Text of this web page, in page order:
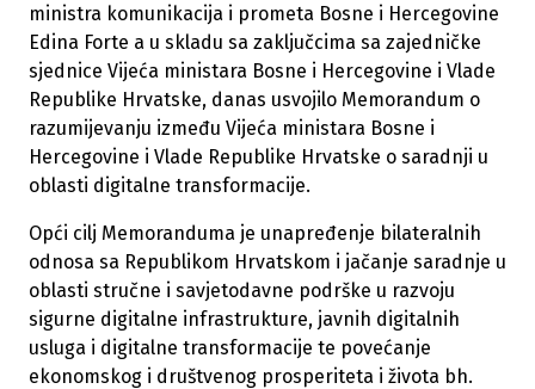
ministra komunikacija i prometa Bosne i Hercegovine
Edina Forte a u skladu sa zaključcima sa zajedničke
sjednice Vijeća ministara Bosne i Hercegovine i Vlade
Republike Hrvatske, danas usvojilo Memorandum o
razumijevanju između Vijeća ministara Bosne i
Hercegovine i Vlade Republike Hrvatske o saradnji u
oblasti digitalne transformacije.
Opći cilj Memoranduma je unapređenje bilateralnih
odnosa sa Republikom Hrvatskom i jačanje saradnje u
oblasti stručne i savjetodavne podrške u razvoju
sigurne digitalne infrastrukture, javnih digitalnih
usluga i digitalne transformacije te povećanje
ekonomskog i društvenog prosperiteta i života bh.